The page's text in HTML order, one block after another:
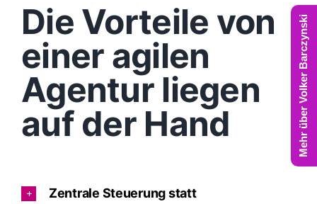
Die Vorteile von
einer agilen
Agentur liegen
auf der Hand
Zentrale Steuerung statt
Mehr über Volker Barczynski